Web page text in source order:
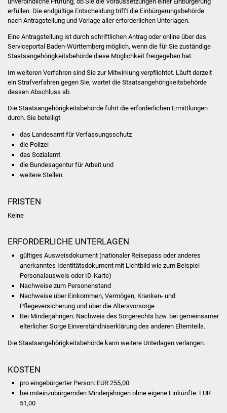
Veranstaltungen
Ostermarkt
Einrichtungen
Vereine und Parteien
Selbsteintrag Vereine
Sportanlagen
Route der
erfüllen. Die endgültige Entscheidung trifft die Einbürgerungsbehörde
nach Antragstellung und Vorlage aller erforderlichen Unterlagen.
Eine Antragstellung ist durch schriftlichen Antrag oder online über das
Serviceportal Baden-Württemberg möglich, wenn die für Sie zuständige
Staatsangehörigkeitsbehörde diese Möglichkeit freigegeben hat.
Im weiteren Verfahren sind Sie zur Mitwirkung verpflichtet. Läuft derzeit
ein Strafverfahren gegen Sie, wartet die Staatsangehörigkeitsbehörde
dessen Abschluss ab.
Die Staatsangehörigkeitsbehörde führt die erforderlichen Ermittlungen
durch. Sie beteiligt
das Landesamt für Verfassungsschutz
die Polizei
das Sozialamt
die Bundesagentur für Arbeit und
weitere Stellen.
FRISTEN
Keine
ERFORDERLICHE UNTERLAGEN
gültiges Ausweisdokument (nationaler Reisepass oder anderes
anerkanntes Identitätsdokument mit Lichtbild wie zum Beispiel
Personalausweis oder ID-Karte)
Nachweise zum Personenstand
Nachweise über Einkommen, Vermögen, Kranken- und
Pflegeversicherung und über die Altersvorsorge
Bei Minderjährigen: Nachweis des Sorgerechts bzw. bei gemeinsamer
elterlicher Sorge Einverständniserklärung des anderen Elternteils.
Die Staatsangehörigkeitsbehörde kann weitere Unterlagen verlangen.
KOSTEN
pro eingebürgerter Person: EUR 255,00
bei miteinzubürgernden Minderjährigen ohne eigene Einkünfte: EUR
51,00